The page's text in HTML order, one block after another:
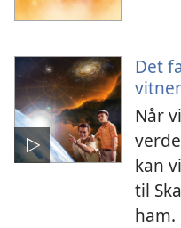
Det
Når
kan
til
ham.